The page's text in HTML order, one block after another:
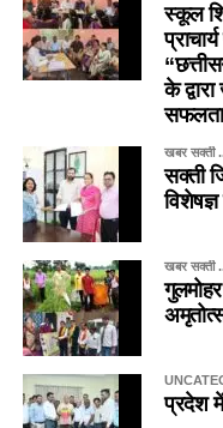
स्कूल
के
खबर सक्ती
सक्ती
खबर सक्ती
प्रदेश में